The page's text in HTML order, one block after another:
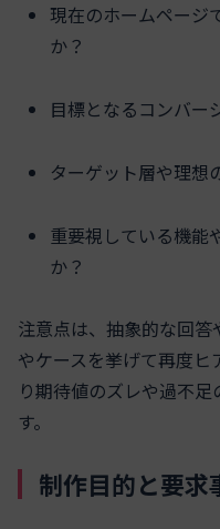
現在のホームページ
か？
目標となるコンバー
ターゲット層や理想
重要視している機能
か？
注意点は、抽象的な回
やケースを挙げて再度ヒ
り期待値のズレや過不
す。
制作目的と要求